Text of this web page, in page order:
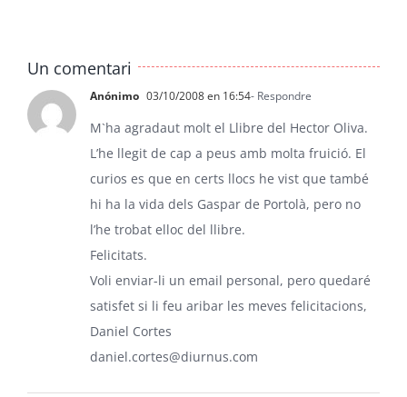
Un comentari
Anónimo 03/10/2008 en 16:54- Respondre
M`ha agradaut molt el Llibre del Hector Oliva.
L’he llegit de cap a peus amb molta fruició. El
curios es que en certs llocs he vist que també
hi ha la vida dels Gaspar de Portolà, pero no
l’he trobat elloc del llibre.
Felicitats.
Voli enviar-li un email personal, pero quedaré
satisfet si li feu aribar les meves felicitacions,
Daniel Cortes
daniel.cortes@diurnus.com